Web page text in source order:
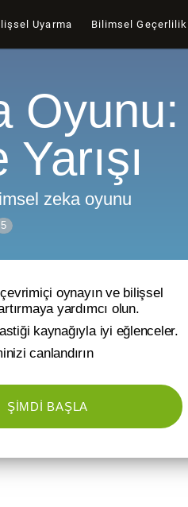
Uyarma Bilimsel Geçerlilik
Oyunu:
zeka oyunu
5
çevrimiçi oynayın ve bilişsel
yardımcı olun.
kaynağıyla iyi eğlenceler.
canlandırın
ŞIMDI BAŞLA